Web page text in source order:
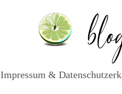
Impressum &